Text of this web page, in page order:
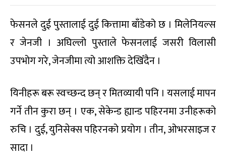
फेसनले दुई पुस्तालाई दुई कित्तामा बाँडेको छ । मिलेनियल्स
र जेनजी । अघिल्लो पुस्ताले फेसनलाई जसरी विलासी
उपभोग गरे, जेनजीमा त्यो आशक्ति देखिँदैन ।
यिनीहरू बरू स्वच्छन्द छन् र मितव्यायी पनि । यसलाई मापन
गर्ने तीन कुरा छन् । एक, सेकेन्ड ह्यान्ड पहिरनमा उनीहरूको
रुचि । दुई, युनिसेक्स पहिरनको प्रयोग । तीन, ओभरसाइज र
सादा ।